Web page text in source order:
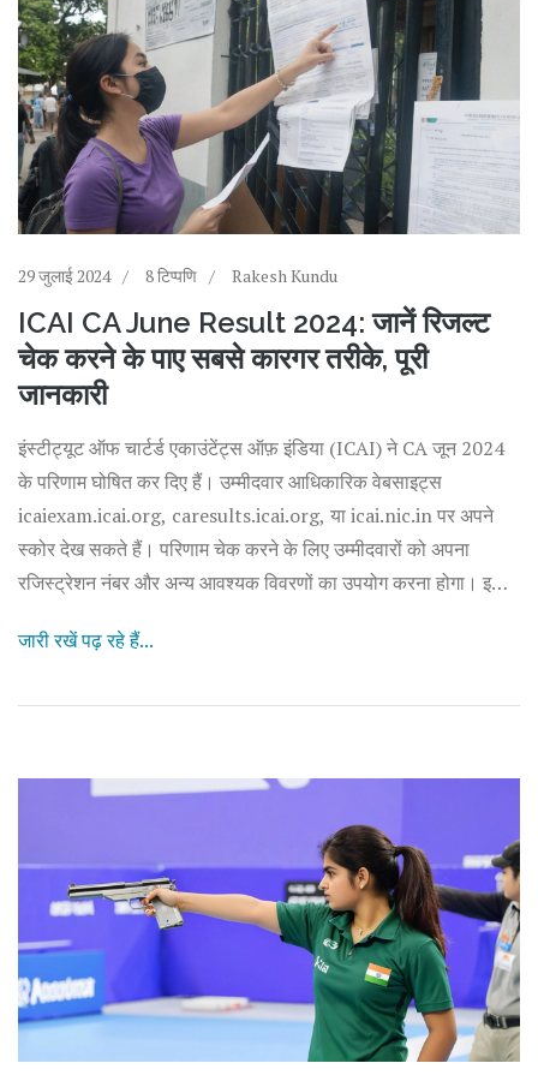
29 जुलाई 2024 8 टिप्पणि Rakesh Kundu
ICAI CA June Result 2024: जानें रिजल्ट
चेक करने के पाए सबसे कारगर तरीके, पूरी
जानकारी
इंस्टीट्यूट ऑफ चार्टर्ड एकाउंटेंट्स ऑफ़ इंडिया (ICAI) ने CA जून 2024
के परिणाम घोषित कर दिए हैं। उम्मीदवार आधिकारिक वेबसाइट्स
icaiexam.icai.org, caresults.icai.org, या icai.nic.in पर अपने
स्कोर देख सकते हैं। परिणाम चेक करने के लिए उम्मीदवारों को अपना
रजिस्ट्रेशन नंबर और अन्य आवश्यक विवरणों का उपयोग करना होगा। इस
थी।
जारी रखें पढ़ रहे हैं...